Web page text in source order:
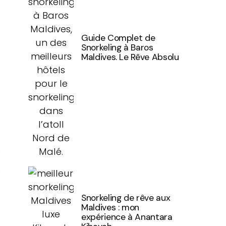
Guide Complet de
Snorkeling à Baros
Maldives. Le Rêve Absolu
Snorkeling de rêve aux
Maldives : mon
expérience à Anantara